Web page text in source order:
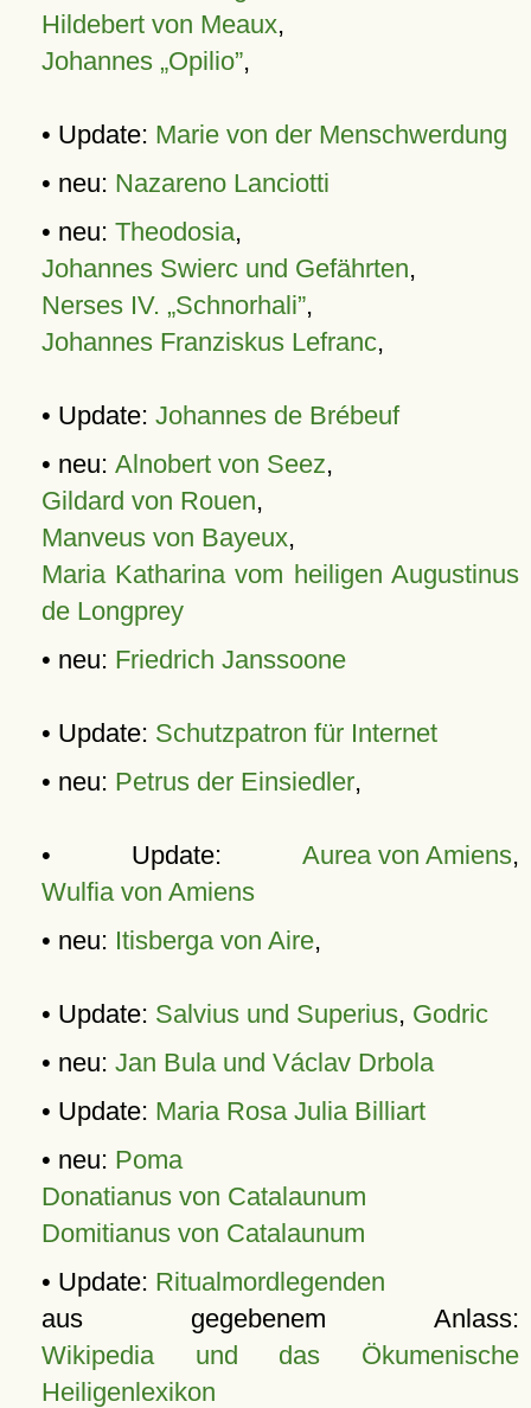
Hildebert von Meaux,
Johannes „Opilio”,
• Update: Marie von der Menschwerdung
• neu: Nazareno Lanciotti
• neu: Theodosia,
Johannes Swierc und Gefährten,
Nerses IV. „Schnorhali”,
Johannes Franziskus Lefranc,
• Update: Johannes de Brébeuf
• neu: Alnobert von Seez,
Gildard von Rouen,
Manveus von Bayeux,
Maria Katharina vom heiligen Augustinus
de Longprey
• neu: Friedrich Janssoone
• Update: Schutzpatron für Internet
• neu: Petrus der Einsiedler,
• Update: Aurea von Amiens,
Wulfia von Amiens
• neu: Itisberga von Aire,
• Update: Salvius und Superius, Godric
• neu: Jan Bula und Václav Drbola
• Update: Maria Rosa Julia Billiart
• neu: Poma
Donatianus von Catalaunum
Domitianus von Catalaunum
• Update: Ritualmordlegenden
aus gegebenem Anlass:
Wikipedia und das Ökumenische
Heiligenlexikon